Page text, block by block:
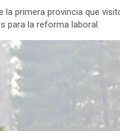
primera provincia que
para la reforma laboral.